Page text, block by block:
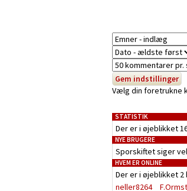
Vælg din foretrukne
STATISTIK
Der er i øjeblikket
NYE BRUGERE
Sporskiftet siger
HVEM ER ONLINE
Der er i øjeblikket 2
neller8264